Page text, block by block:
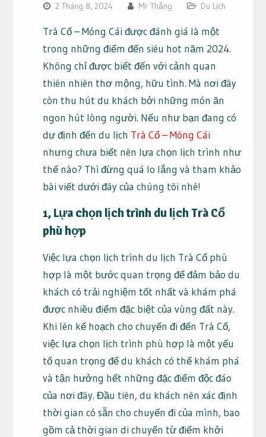
2 Tháng 8, 2024 Mr Thắng Du Lịch
Trà Cổ – Móng Cái được đánh giá là một
trong những điểm đến siêu hot năm 2024.
Không chỉ được biết đến với cảnh quan
thiên nhiên thơ mộng, hữu tình. Mà nơi đây
còn thu hút du khách bởi những món ăn
ngon hút lòng người. Nếu như bạn đang có
dự định đến du lịch Trà Cổ – Móng Cái
nhưng chưa biết nên lựa chọn lịch trình như
thế nào? Thì đừng quá lo lắng và tham khảo
bài viết dưới đây của chúng tôi nhé!
1, Lựa chọn lịch trình du lịch Trà Cổ
phù hợp
Việc lựa chọn lịch trình du lịch Trà Cổ phù
hợp là một bước quan trọng để đảm bảo du
khách có trải nghiệm tốt nhất và khám phá
được nhiều điểm đặc biệt của vùng đất này.
Khi lên kế hoạch cho chuyến đi đến Trà Cổ,
việc lựa chọn lịch trình phù hợp là một yếu
tố quan trọng để du khách có thể khám phá
và tận hưởng hết những đặc điểm độc đáo
của nơi đây. Đầu tiên, du khách nên xác định
thời gian có sẵn cho chuyến đi của mình, bao
gồm cả thời gian di chuyển từ điểm khởi